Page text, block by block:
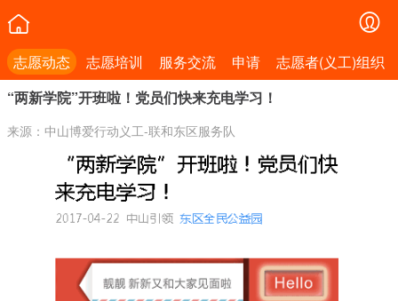
志愿动态 志愿培训 服务交流 申请
志愿者(义工)组织
“两新学院”开班啦！党员们快来充电学习！
来源：中山博爱行动义工-联和东区服务队